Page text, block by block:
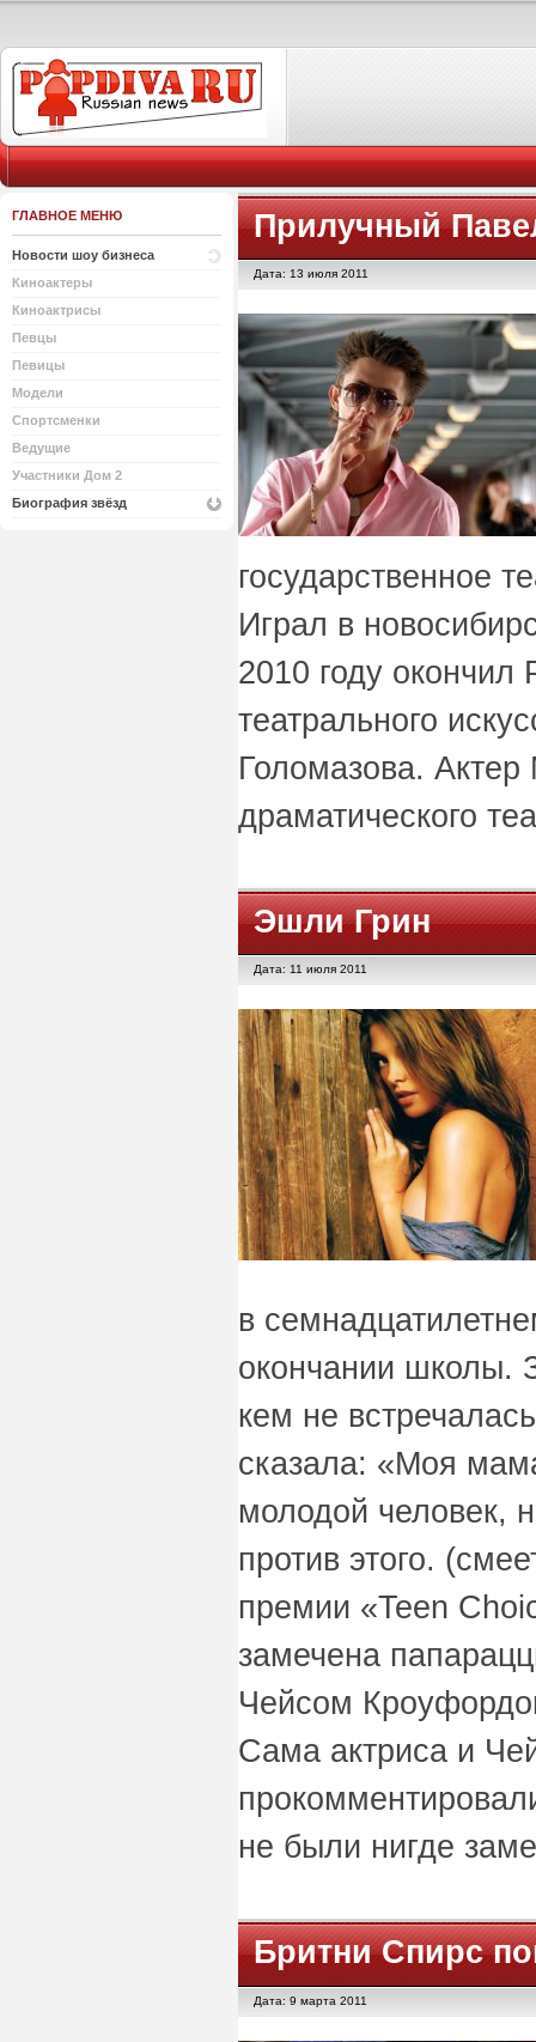
ГЛАВНОЕ МЕНЮ
Новости шоу бизнеса
Киноактеры
Киноактрисы
Певцы
Певицы
Модели
Спортсменки
Ведущие
Участники Дом 2
Биография звёзд
Прилучный
Дата: 13 июля 2011
государственное
Играл в
2010 году
театрального
Голомазова. Актер
драматического
Эшли Грин
Дата: 11 июля 2011
в
окончании школы.
кем не
сказала: «Моя
молодой человек,
против этого.
премии «Teen
замечена
Чейсом
Сама актриса и
не были нигде
Бритни Спирс
Дата: 9 марта 2011